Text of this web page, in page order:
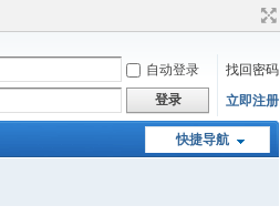
自动登录
找回密码
登录 立即注册
快捷导航